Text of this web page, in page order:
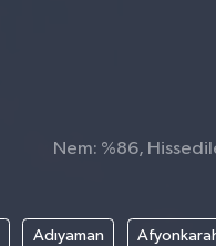
Nem: %86,
Adıyaman